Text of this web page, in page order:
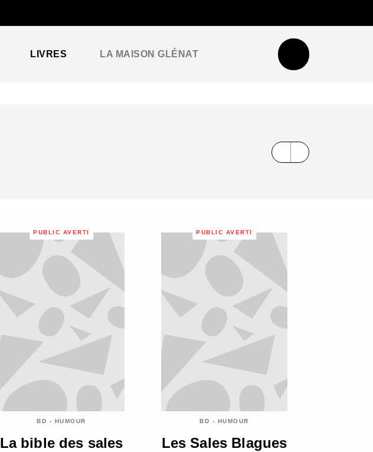
LIVRES LA MAISON GLÉNAT
PUBLIC AVERTI
BD - HUMOUR
La bible des sales
PUBLIC AVERTI
BD - HUMOUR
Les Sales Blagues